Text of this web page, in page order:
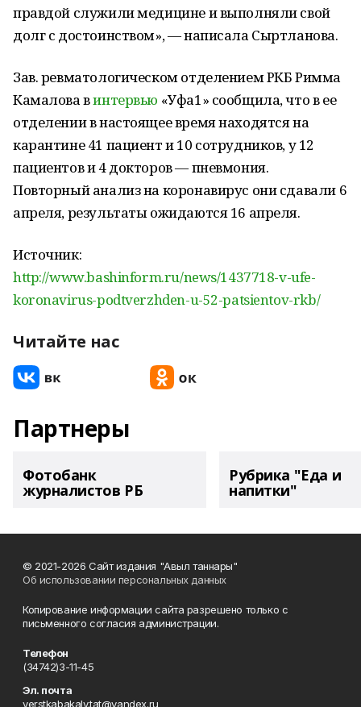
правдой служили медицине и выполняли свой
долг с достоинством», — написала Сыртланова.
Зав. ревматологическом отделением РКБ Римма
Камалова винтервью «Уфа1» сообщила, что в ее
отделении в настоящее время находятся на
карантине 41 пациент и 10 сотрудников, у 12
пациентов и 4 докторов — пневмония.
Повторный анализ на коронавирус они сдавали 6
апреля, результаты ожидаются 16 апреля.
Источник:
http://www.bashinform.ru/news/1437718-v-ufe-
koronavirus-podtverzhden-u-52-patsientov-rkb/
Читайте нас
Партнеры
Фотобанк
журналистов РБ
Рубрика "Еда и
напитки"
© 2021-2026 Сайт издания "Авыл таннары"
Об использовании персональных данных
Копирование информации сайта разрешено только с
письменного согласия администрации.
Телефон
(34742)3-11-45
Эл. почта
verstkabakaly.tat@yandex.ru